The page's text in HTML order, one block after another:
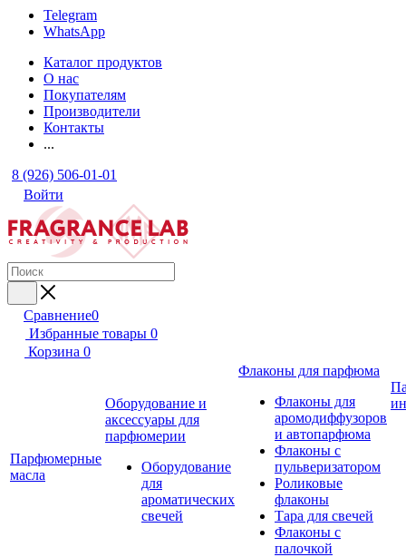
Telegram
WhatsApp
Каталог продуктов
О нас
Покупателям
Производители
Контакты
...
8 (926) 506-01-01
Войти
Сравнение0
Избранные товары 0
Корзина 0
Парфюмерные
масла
Оборудование и
аксессуары для
парфюмерии
Оборудование
для
ароматических
свечей
Флаконы для парфюма
Флаконы для
аромодиффузоров
и автопарфюма
Флаконы с
пульверизатором
Роликовые
флаконы
Тара для свечей
Флаконы с
палочкой